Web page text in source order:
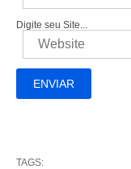
Digite seu Site...
TAGS: